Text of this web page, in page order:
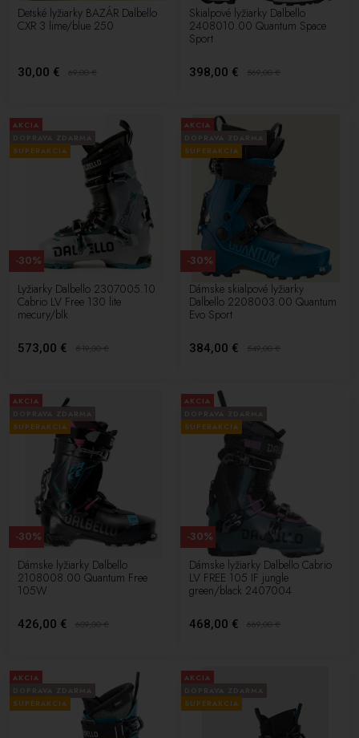
Detské lyžiarky BAZÁR Dalbello
CXR 3 lime/blue 250
30,00 € 69,00€
Skialpové lyžiarky Dalbello
2408010.00 Quantum Space
Sport
398,00 € 569,00€
AKCIA
SUPERAKCIA
Lyžiarky Dalbello 2307005.10
Cabrio LV Free 130 lite
mecury/blk
573,00 € 819,00€
-30%
AKCIA
SUPERAKCIA
Dámske skialpové lyžiarky
Dalbello 2208003.00 Quantum
Evo Sport
384,00 € 549,00€
-30%
AKCIA
SUPERAKCIA
Dámske lyžiarky Dalbello
2108008.00 Quantum Free
105W
426,00 € 609,00€
-30%
AKCIA
SUPERAKCIA
Dámske lyžiarky Dalbello Cabrio
LV FREE 105 IF jungle
green/black 2407004
468,00 € 669,00€
-30%
AKCIA
SUPERAKCIA
AKCIA
SUPERAKCIA